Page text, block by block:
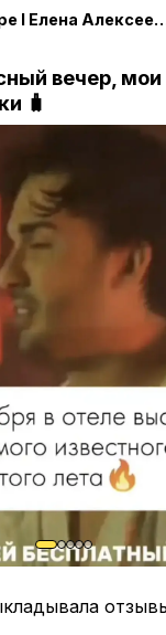
Отдых на море I Елена
вечер, мои
🧳